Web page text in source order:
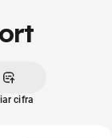
cifra